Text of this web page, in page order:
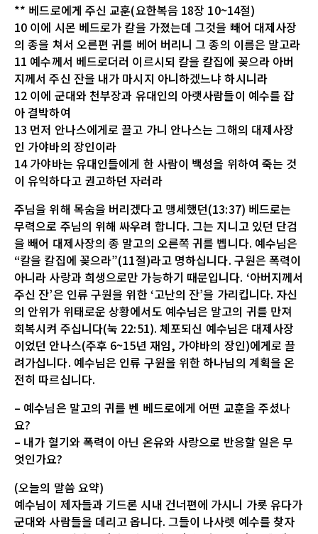
** 베드로에게 주신 교훈(요한복음 18장 10~14절)
10 이에 시몬 베드로가 칼을 가졌는데 그것을 빼어 대제사장
의 종을 쳐서 오른편 귀를 베어 버리니 그 종의 이름은 말고라
11 예수께서 베드로더러 이르시되 칼을 칼집에 꽂으라 아버
지께서 주신 잔을 내가 마시지 아니하겠느냐 하시니라
12 이에 군대와 천부장과 유대인의 아랫사람들이 예수를 잡
아 결박하여
13 먼저 안나스에게로 끌고 가니 안나스는 그해의 대제사장
인 가야바의 장인이라
14 가야바는 유대인들에게 한 사람이 백성을 위하여 죽는 것
이 유익하다고 권고하던 자러라
주님을 위해 목숨을 버리겠다고 맹세했던(13:37) 베드로는
무력으로 주님의 위해 싸우려 합니다. 그는 지니고 있던 단검
을 빼어 대제사장의 종 말고의 오른쪽 귀를 벱니다. 예수님은
“칼을 칼집에 꽂으라”(11절)라고 명하십니다. 구원은 폭력이
아니라 사랑과 희생으로만 가능하기 때문입니다. ‘아버지께서
주신 잔’은 인류 구원을 위한 ‘고난의 잔’을 가리킵니다. 자신
의 안위가 위태로운 상황에서도 예수님은 말고의 귀를 만져
회복시켜 주십니다(눅 22:51). 체포되신 예수님은 대제사장
이었던 안나스(주후 6~15년 재임, 가야바의 장인)에게로 끌
려가십니다. 예수님은 인류 구원을 위한 하나님의 계획을 온
전히 따르십니다.
– 예수님은 말고의 귀를 벤 베드로에게 어떤 교훈을 주셨나
요?
– 내가 혈기와 폭력이 아닌 온유와 사랑으로 반응할 일은 무
엇인가요?
(오늘의 말씀 요약)
예수님이 제자들과 기드론 시내 건너편에 가시니 가룟 유다가
군대와 사람들을 데리고 옵니다. 그들이 나사렛 예수를 찾자